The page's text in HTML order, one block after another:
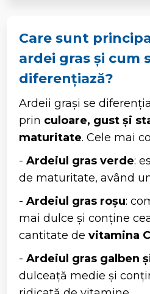
Care sunt
ardei gras și cum
diferențiază?
Ardeii grași se
prin culoare, gust și
maturitate. Cele mai
-Ardeiul gras verde:
de maturitate, având
-Ardeiul gras roșu:
mai dulce și conține
cantitate devitamina
-Ardeiul gras galben
dulceață medie și